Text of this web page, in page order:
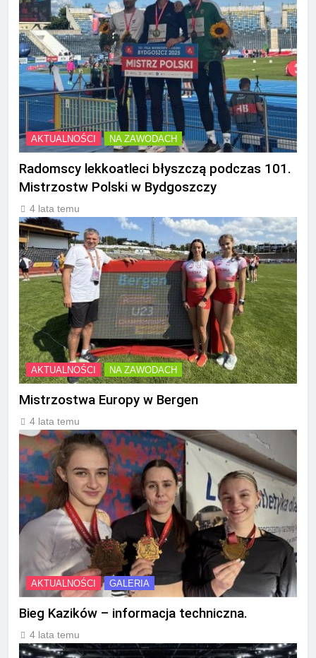
AKTUALNOŚCI NA ZAWODACH
Radomscy lekkoatleci błyszczą podczas 101.
Mistrzostw Polski w Bydgoszczy
4 lata temu
AKTUALNOŚCI NA ZAWODACH
Mistrzostwa Europy w Bergen
4 lata temu
AKTUALNOŚCI GALERIA
Bieg Kazików – informacja techniczna.
4 lata temu